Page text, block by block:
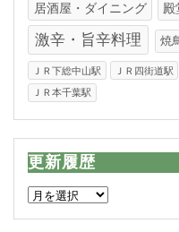
居酒屋・ダイニング 殿
激辛・旨辛料理 焼
ＪＲ下総中山駅 ＪＲ四街道駅
ＪＲ本千葉駅
更新履歴
更